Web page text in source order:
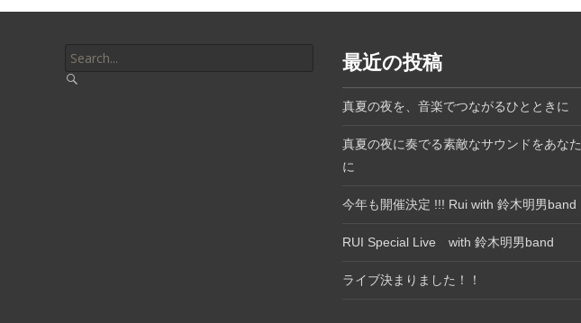
for:
最近の投稿
真夏の夜を、音楽でつながるひとときに
真夏の夜に奏でる素敵なサウンドをあなた
に
今年も開催決定 !!! Rui with 鈴木明男band
RUI Special Live with 鈴木明男band
ライブ決まりました！！